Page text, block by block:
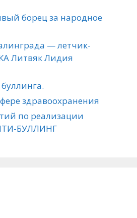
борец за народное
— летчик-
Литвяк Лидия
здравоохранения
по реализации
БУЛЛИНГ